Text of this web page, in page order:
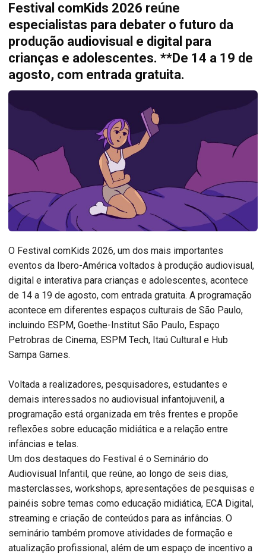
Festival comKids 2026 reúne
especialistas para debater o futuro da
produção audiovisual e digital para
crianças e adolescentes. **De 14 a 19 de
agosto, com entrada gratuita.
O Festival comKids 2026, um dos mais importantes
eventos da Ibero-América voltados à produção audiovisual,
digital e interativa para crianças e adolescentes, acontece
de 14 a 19 de agosto, com entrada gratuita. A programação
acontece em diferentes espaços culturais de São Paulo,
incluindo ESPM, Goethe-Institut São Paulo, Espaço
Petrobras de Cinema, ESPM Tech, Itaú Cultural e Hub
Sampa Games.
Voltada a realizadores, pesquisadores, estudantes e
demais interessados no audiovisual infantojuvenil, a
programação está organizada em três frentes e propõe
reflexões sobre educação midiática e a relação entre
infâncias e telas.
Um dos destaques do Festival é o Seminário do
Audiovisual Infantil, que reúne, ao longo de seis dias,
masterclasses, workshops, apresentações de pesquisas e
painéis sobre temas como educação midiática, ECA Digital,
streaming e criação de conteúdos para as infâncias. O
seminário também promove atividades de formação e
atualização profissional, além de um espaço de incentivo a